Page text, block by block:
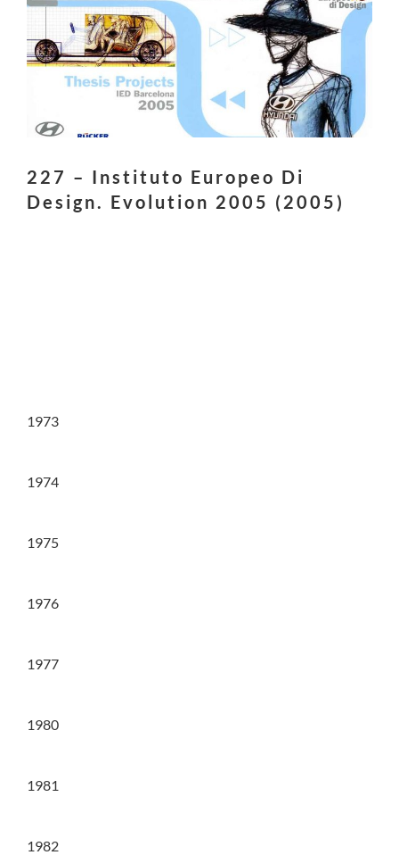
227 – Instituto Europeo Di
Design. Evolution 2005 (2005)
1973
1974
1975
1976
1977
1980
1981
1982